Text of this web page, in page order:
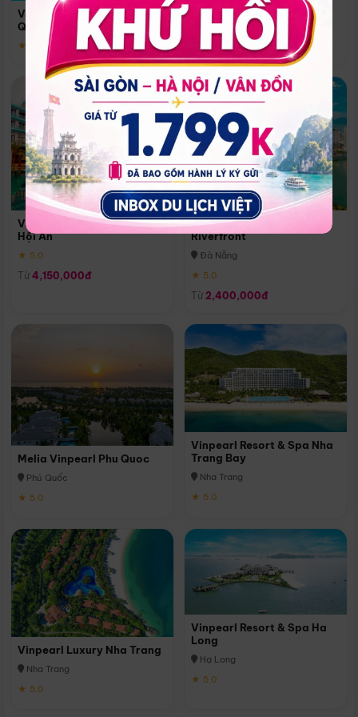
Vinpearl Resort & Spa Phu
Quoc
★ 5.0
Quoc
Phú Quốc
★ 5.0
Vinpearl Resort & Golf Nam
Hội An
★ 5.0
Từ 4,150,000đ
Melia Vinpearl Danang
Riverfront
Đà Nẵng
★ 5.0
Từ 2,400,000đ
Melia Vinpearl Phu Quoc
Phú Quốc
★ 5.0
Vinpearl Resort & Spa Nha
Trang Bay
Nha Trang
★ 5.0
Vinpearl Luxury Nha Trang
Nha Trang
★ 5.0
Vinpearl Resort & Spa Ha
Long
Hạ Long
★ 5.0